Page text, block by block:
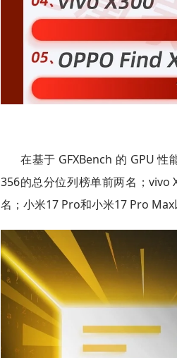
在基于 GFXBench 的 GPU 性
356的总分位列榜单前两名；vivo
名；小米17 Pro和小米17 Pro Max